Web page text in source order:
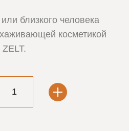
близкого человека
косметикой
ZELT.